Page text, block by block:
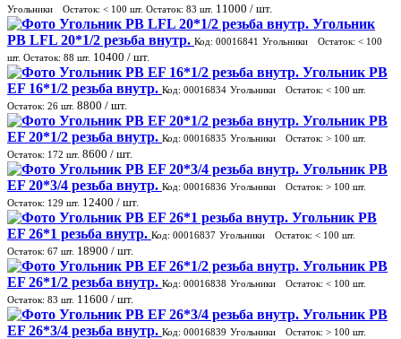
Угольники
Остаток: < 100 шт. Остаток: 83 шт. 11000 / шт.
Угольник
PВ LFL 20*1/2 резьба внутр. Код: 00016841 Угольники Остаток: < 100
шт. Остаток: 88 шт. 10400 / шт.
Угольник PВ
ЕF 16*1/2 резьба внутр. Код: 00016834 Угольники Остаток: < 100 шт.
Остаток: 26 шт. 8800 / шт.
Угольник PВ
ЕF 20*1/2 резьба внутр. Код: 00016835 Угольники Остаток: > 100 шт.
Остаток: 172 шт. 8600 / шт.
Угольник PВ
ЕF 20*3/4 резьба внутр. Код: 00016836 Угольники Остаток: > 100 шт.
Остаток: 129 шт. 12400 / шт.
Угольник PВ
ЕF 26*1 резьба внутр. Код: 00016837 Угольники Остаток: < 100 шт.
Остаток: 67 шт. 18900 / шт.
Угольник PВ
ЕF 26*1/2 резьба внутр. Код: 00016838 Угольники Остаток: < 100 шт.
Остаток: 83 шт. 11600 / шт.
Угольник PВ
ЕF 26*3/4 резьба внутр. Код: 00016839 Угольники Остаток: > 100 шт.